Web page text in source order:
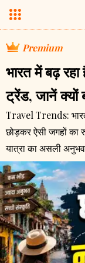
Premium
भारत में बढ़
ट्रेंड, जानें क्यों
Travel Trends:
छोड़कर ऐसी जगहों का
यात्रा का असली